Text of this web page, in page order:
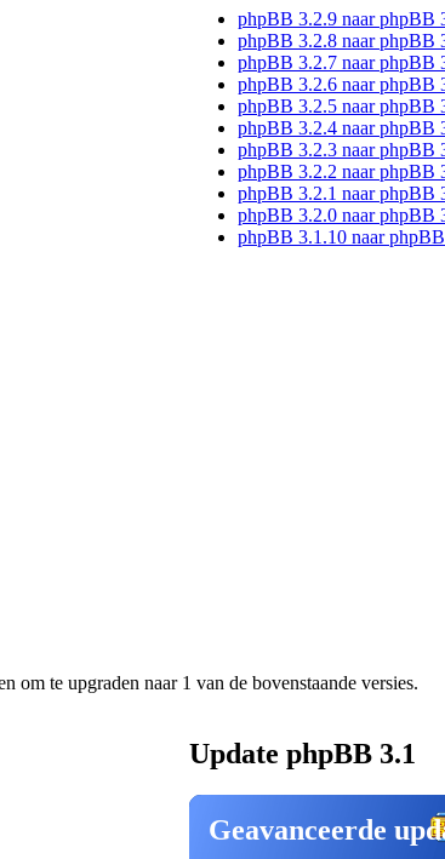
phpBB 3.2.9 naar phpBB
phpBB 3.2.8 naar phpBB
phpBB 3.2.7 naar phpBB
phpBB 3.2.6 naar phpBB
phpBB 3.2.5 naar phpBB
phpBB 3.2.4 naar phpBB
phpBB 3.2.3 naar phpBB
phpBB 3.2.2 naar phpBB
phpBB 3.2.1 naar phpBB
phpBB 3.2.0 naar phpBB
phpBB 3.1.10 naar
te upgraden naar 1 van de bovenstaande versies.
Update phpBB 3.1
Geavanceerde